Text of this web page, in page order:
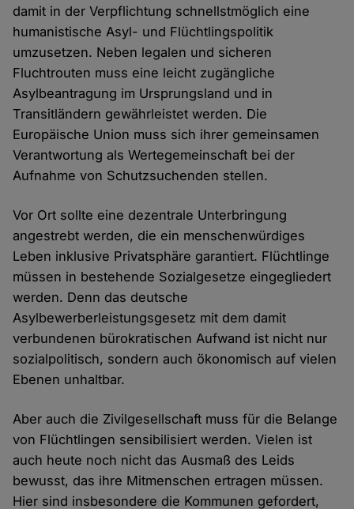
damit in der Verpflichtung schnellstmöglich eine
humanistische Asyl- und Flüchtlingspolitik
umzusetzen. Neben legalen und sicheren
Fluchtrouten muss eine leicht zugängliche
Asylbeantragung im Ursprungsland und in
Transitländern gewährleistet werden. Die
Europäische Union muss sich ihrer gemeinsamen
Verantwortung als Wertegemeinschaft bei der
Aufnahme von Schutzsuchenden stellen.
Vor Ort sollte eine dezentrale Unterbringung
angestrebt werden, die ein menschenwürdiges
Leben inklusive Privatsphäre garantiert. Flüchtlinge
müssen in bestehende Sozialgesetze eingegliedert
werden. Denn das deutsche
Asylbewerberleistungsgesetz mit dem damit
verbundenen bürokratischen Aufwand ist nicht nur
sozialpolitisch, sondern auch ökonomisch auf vielen
Ebenen unhaltbar.
Aber auch die Zivilgesellschaft muss für die Belange
von Flüchtlingen sensibilisiert werden. Vielen ist
auch heute noch nicht das Ausmaß des Leids
bewusst, das ihre Mitmenschen ertragen müssen.
Hier sind insbesondere die Kommunen gefordert,